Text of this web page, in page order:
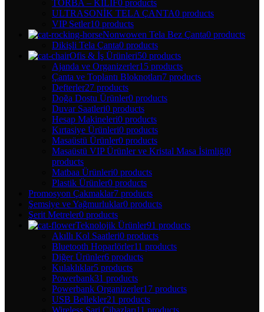
TORBA – KILIF0 products
ULTRASONİK TELA ÇANTA0 products
VIP Setler10 products
Nonwowen Tela Bez Çanta0 products
Dikişli Tela Çanta0 products
Ofis & İş Ürünleri50 products
Ajanda ve Organizerler15 products
Çanta ve Toplantı Bloknotları7 products
Defterler27 products
Doğa Dostu Ürünler0 products
Duvar Saatleri0 products
Hesap Makineleri0 products
Kırtasiye Ürünleri0 products
Masaüstü Ürünler0 products
Masaüstü VIP Ürünler ve Kristal Masa İsimliği0
products
Matbaa Ürünleri0 products
Plastik Ürünler0 products
Promosyon Çakmaklar7 products
Şemsiye ve Yağmurluklar0 products
Şerit Metreler0 products
Teknolojik Ürünler91 products
Akıllı Kol Saatleri0 products
Bluetooth Hoparlörler11 products
Diğer Ürünler6 products
Kulaklıklar5 products
Powerbank31 products
Powerbank Organizerler17 products
USB Bellekler21 products